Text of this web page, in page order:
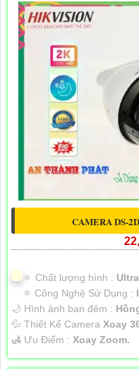
CAMERA DS-
🔅 Chất lượng hình :
⚛️ Công Nghệ Sử Dụng :
🌙 Hình ảnh ban đêm :
💦 Thiết Kế Camera Xoay
️🛃 Ưu Điểm : Xoay Zoom.